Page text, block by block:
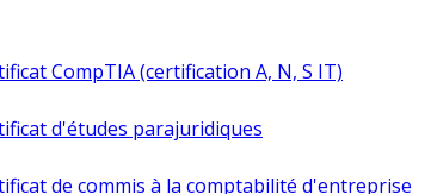
CompTIA (certification A, N, S IT)
d'études parajuridiques
de commis à la comptabilité d'entreprise